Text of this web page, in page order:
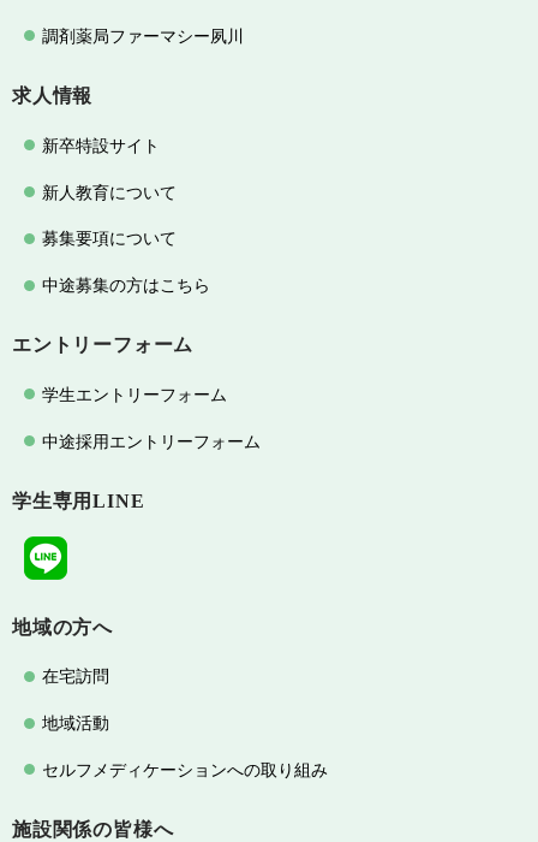
調剤薬局ファーマシー夙川
求人情報
新卒特設サイト
新人教育について
募集要項について
中途募集の方はこちら
エントリーフォーム
学生エントリーフォーム
中途採用エントリーフォーム
学生専用LINE
地域の方へ
在宅訪問
地域活動
セルフメディケーションへの取り組み
施設関係の皆様へ